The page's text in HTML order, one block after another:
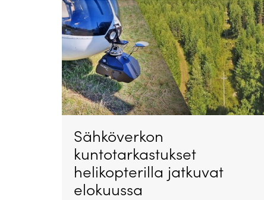
Sähköverkon
kuntotarkastukset
helikopterilla jatkuvat
elokuussa